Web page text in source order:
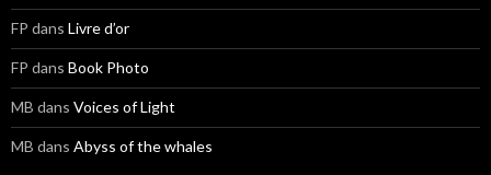
FP dans Livre d’or
FP dans Book Photo
MB dans Voices of Light
MB dans Abyss of the whales